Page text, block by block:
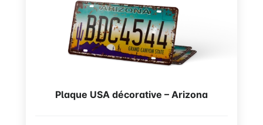
Plaque USA décorative – Arizona